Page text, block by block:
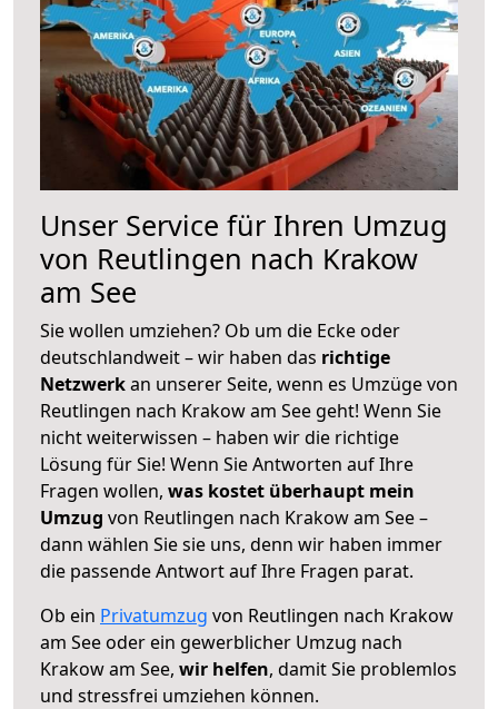
Unser Service für Ihren Umzug
von Reutlingen nach Krakow
am See
Sie wollen umziehen? Ob um die Ecke oder
deutschlandweit – wir haben das richtige
Netzwerkan unserer Seite, wenn es Umzüge von
Reutlingen nach Krakow am See geht! Wenn Sie
nicht weiterwissen – haben wir die richtige
Lösung für Sie! Wenn Sie Antworten auf Ihre
Fragen wollen, was kostet überhaupt mein
Umzug von Reutlingen nach Krakow am See –
dann wählen Sie sie uns, denn wir haben immer
die passende Antwort auf Ihre Fragen parat.
Ob ein Privatumzug von Reutlingen nach Krakow
am See oder ein gewerblicher Umzug nach
Krakow am See, wir helfen, damit Sie problemlos
und stressfrei umziehen können.